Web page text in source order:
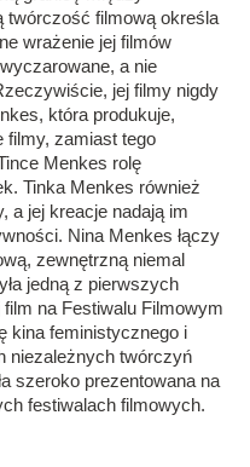
twórczość filmową określa
wrażenie jej filmów
a nie
jej filmy nigdy
która produkuje,
filmy, zamiast tego
Menkes rolę
Tinka Menkes również
a jej kreacje nadają im
Nina Menkes łączy
zewnętrzną niemal
jedną z pierwszych
na Festiwalu Filmowym
kina feministycznego i
niezależnych twórczyń
szeroko prezentowana na
festiwalach filmowych.